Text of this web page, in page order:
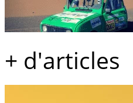
+ d'articles